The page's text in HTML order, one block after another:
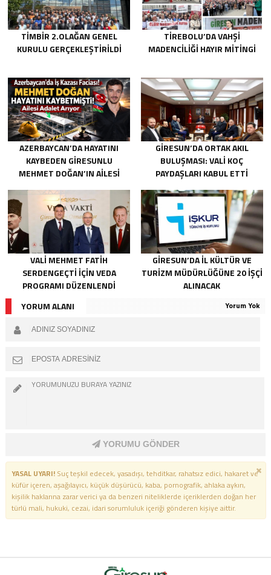
TİMBİR 2.OLAĞAN GENEL
KURULU GERÇEKLEŞTIRILDI
TIREBOLU’DA VAHŞI
MADENCILIĞI HAYIR MITINGI
AZERBAYCAN’DA HAYATINI
KAYBEDEN GIRESUNLU
MEHMET DOĞAN’IN AILESI
GIRESUN’DA ORTAK AKIL
BULUŞMASI: VALI KOÇ
PAYDAŞLARI KABUL ETTI
VALI MEHMET FATIH
SERDENGEÇTI İÇIN VEDA
PROGRAMI DÜZENLENDI
GIRESUN’DA İL KÜLTÜR VE
TURIZM MÜDÜRLÜĞÜNE 20 İŞÇI
ALINACAK
YORUM ALANI
Yorum Yok
YORUMU GÖNDER
YASAL UYARI!Suç teşkil edecek, yasadışı, tehditkar, rahatsız edici, hakaret ve
küfür içeren, aşağılayıcı, küçük düşürücü, kaba, pornografik, ahlaka aykırı,
kişilik haklarına zarar verici ya da benzeri niteliklerde içeriklerden doğan her
türlü mali, hukuki, cezai, idari sorumluluk içeriği gönderen kişiye aittir.